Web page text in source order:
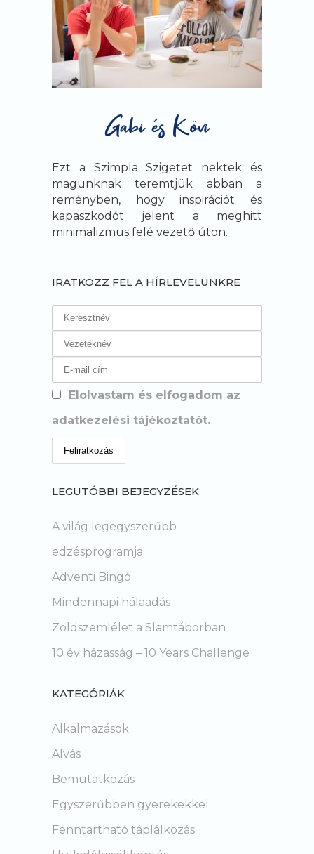
Ezt a Szimpla Szigetet nektek és
magunknak teremtjük abban a
reményben, hogy inspirációt és
kapaszkodót jelent a meghitt
minimalizmus felé vezető úton.
IRATKOZZ FEL A HÍRLEVELÜNKRE
Elolvastam és elfogadom az
adatkezelési tájékoztatót.
LEGUTÓBBI BEJEGYZÉSEK
A világ legegyszerűbb
edzésprogramja
Adventi Bingó
Mindennapi hálaadás
Zöldszemlélet a Slamtáborban
10 év házasság – 10 Years Challenge
KATEGÓRIÁK
Alkalmazások
Alvás
Bemutatkozás
Egyszerűbben gyerekekkel
Fenntartható táplálkozás